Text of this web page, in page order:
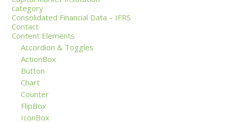
category
Consolidated Financial Data – IFRS
Contact
Content Elements
Accordion & Toggles
ActionBox
Button
Chart
Counter
FlipBox
IconBox